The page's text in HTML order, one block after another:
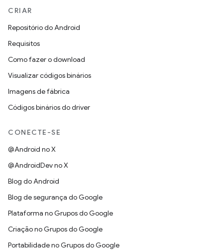
CRIAR
Repositório do Android
Requisitos
Como fazer o download
Visualizar códigos binários
Imagens de fábrica
Códigos binários do driver
CONECTE-SE
@Android no X
@AndroidDev no X
Blog do Android
Blog de segurança do Google
Plataforma no Grupos do Google
Criação no Grupos do Google
Portabilidade no Grupos do Google